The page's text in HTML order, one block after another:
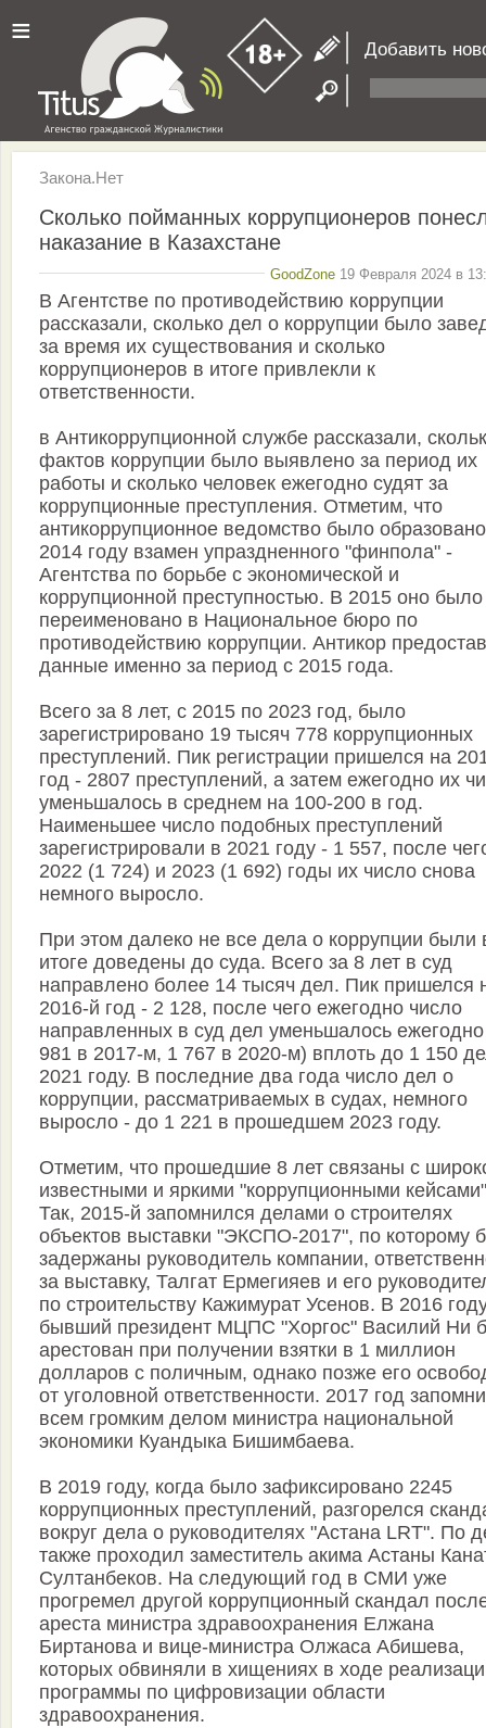
≡ Добавить
Закона.Нет
Сколько пойманных коррупционеров
наказание в Казахстане
GoodZone 19 Февраля 2024 в
В Агентстве по противодействию коррупции
рассказали, сколько дел о коррупции было
за время их существования и сколько
коррупционеров в итоге привлекли к
ответственности.
в Антикоррупционной службе рассказали,
фактов коррупции было выявлено за период их
работы и сколько человек ежегодно судят за
коррупционные преступления. Отметим, что
антикоррупционное ведомство было
2014 году взамен упраздненного "финпола" -
Агентства по борьбе с экономической и
коррупционной преступностью. В 2015 оно было
переименовано в Национальное бюро по
противодействию коррупции. Антикор
данные именно за период с 2015 года.
Всего за 8 лет, с 2015 по 2023 год, было
зарегистрировано 19 тысяч 778 коррупционных
преступлений. Пик регистрации пришелся на
год - 2807 преступлений, а затем ежегодно их
уменьшалось в среднем на 100-200 в год.
Наименьшее число подобных преступлений
зарегистрировали в 2021 году - 1 557, после
2022 (1 724) и 2023 (1 692) годы их число снова
немного выросло.
При этом далеко не все дела о коррупции были
итоге доведены до суда. Всего за 8 лет в суд
направлено более 14 тысяч дел. Пик пришелся
2016-й год - 2 128, после чего ежегодно число
направленных в суд дел уменьшалось
981 в 2017-м, 1 767 в 2020-м) вплоть до 1 150
2021 году. В последние два года число дел о
коррупции, рассматриваемых в судах, немного
выросло - до 1 221 в прошедшем 2023 году.
Отметим, что прошедшие 8 лет связаны с
известными и яркими "коррупционными
Так, 2015-й запомнился делами о строителях
объектов выставки "ЭКСПО-2017", по которому
задержаны руководитель компании,
за выставку, Талгат Ермегияев и его
по строительству Кажимурат Усенов. В 2016
бывший президент МЦПС "Хоргос" Василий Ни
арестован при получении взятки в 1 миллион
долларов с поличным, однако позже его
от уголовной ответственности. 2017 год
всем громким делом министра национальной
экономики Куандыка Бишимбаева.
В 2019 году, когда было зафиксировано 2245
коррупционных преступлений, разгорелся
вокруг дела о руководителях "Астана LRT". По
также проходил заместитель акима Астаны
Султанбеков. На следующий год в СМИ уже
прогремел другой коррупционный скандал
ареста министра здравоохранения Елжана
Биртанова и вице-министра Олжаса Абишева,
которых обвиняли в хищениях в ходе
программы по цифровизации области
здравоохранения.